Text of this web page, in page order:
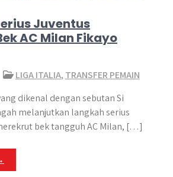
Juventus
AC Milan Fikayo
LIGA ITALIA, TRANSFER PEMAIN
dikenal dengan sebutan Si
melanjutkan langkah serius
bek tangguh AC Milan, […]